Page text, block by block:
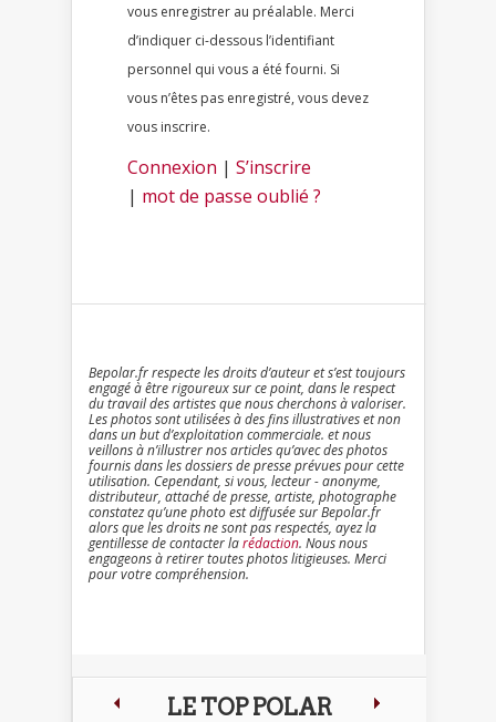
vous enregistrer au préalable. Merci
d’indiquer ci-dessous l’identifiant
personnel qui vous a été fourni. Si
vous n’êtes pas enregistré, vous devez
vous inscrire.
Connexion | S’inscrire
| mot de passe oublié ?
Bepolar.fr respecte les droits d’auteur et s’est toujours
engagé à être rigoureux sur ce point, dans le respect
du travail des artistes que nous cherchons à valoriser.
Les photos sont utilisées à des fins illustratives et non
dans un but d’exploitation commerciale. et nous
veillons à n’illustrer nos articles qu’avec des photos
fournis dans les dossiers de presse prévues pour cette
utilisation. Cependant, si vous, lecteur - anonyme,
distributeur, attaché de presse, artiste, photographe
constatez qu’une photo est diffusée sur Bepolar.fr
alors que les droits ne sont pas respectés, ayez la
gentillesse de contacter larédaction. Nous nous
engageons à retirer toutes photos litigieuses. Merci
pour votre compréhension.
LE TOP POLAR